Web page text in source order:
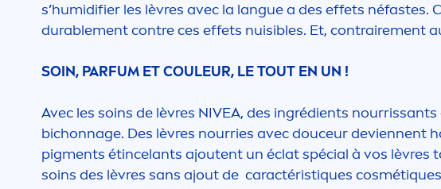
s’humidifier les lèvres avec la langue a des effets néfastes.
durablement contre ces effets nuisibles. Et, contrairement
SOIN, PARFUM ET COULEUR, LE TOUT EN UN !
Avec les soins de lèvres NIVEA, des ingrédients nourrissants
bichonnage. Des lèvres nourries avec douceur deviennent
pigments étincelants ajoutent un éclat spécial à vos lèvres
soins des lèvres sans ajout de caractéristiques cosmétiq